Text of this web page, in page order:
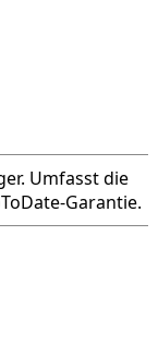
Umfasst die
Garantie.